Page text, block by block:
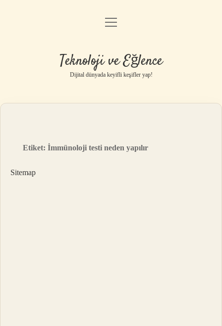
Anasayfa
Yasal Uyarı
menüyü
Teknoloji ve Eğlence
Dijital dünyada keyifli keşifler yap!
Etiket:İmmünoloji testi neden yapılır
Sitemap